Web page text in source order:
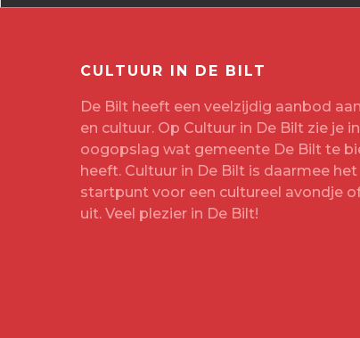
CULTUUR IN DE BILT
De Bilt heeft een veelzijdig aanbod
en cultuur. Op Cultuur in De Bilt zie je
oogopslag wat gemeente De Bilt te
heeft. Cultuur in De Bilt is daarmee het
startpunt voor een cultureel avondje
uit. Veel plezier in De Bilt!